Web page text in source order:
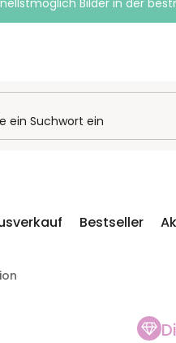
Bilder in der
Bestseller